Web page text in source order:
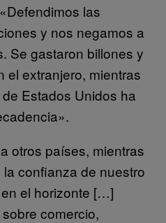
las
y nos negamos a
Se gastaron billones y
el extranjero, mientras
Estados Unidos ha
otros países, mientras
confianza de nuestro
el horizonte […]
comercio,